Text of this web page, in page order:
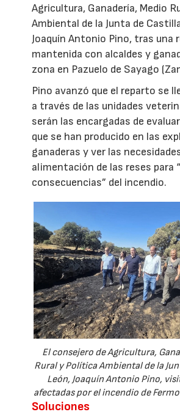
Agricultura, Ganadería, Medio
Ambiental de la Junta de
Joaquín Antonio Pino, tras una
mantenida con alcaldes y
zona en Pazuelo de Sayago
Pino avanzó que el reparto se
a través de las unidades
serán las encargadas de
que se han producido en las
ganaderas y ver las
alimentación de las reses para
consecuencias” del incendio.
El consejero de Agricultura,
Rural y Política Ambiental de la
León, Joaquín Antonio Pino,
afectadas por el incendio de
Soluciones